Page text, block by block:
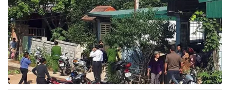
® Cấm sao chép dưới mọi hình thức nếu không có sự chấp
thuận bằng văn bản. Ghi rõ nguồn VTV.vn khi phát hành lại
thông tin từ website này.